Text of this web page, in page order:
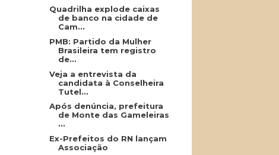
Quadrilha explode caixas
de banco na cidade de
Cam...
PMB: Partido da Mulher
Brasileira tem registro
de...
Veja a entrevista da
candidata à Conselheira
Tutel...
Após denúncia, prefeitura
de Monte das Gameleiras
...
Ex-Prefeitos do RN lançam
Associação